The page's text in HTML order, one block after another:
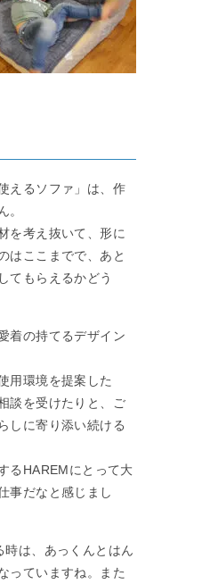
えるソファ」は、作
。
を考え抜いて、形に
はここまでで、あと
てもらえるかどう
着の持てるデザイン
用環境を提案した
談を受けたりと、ご
しに寄り添い続ける
るHAREMにとって大
事だなと感じまし
時は、あっくんとはん
っていますね。また